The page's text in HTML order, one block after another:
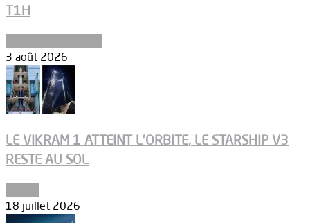
T1H
3 août 2026
LE VIKRAM 1 ATTEINT L’ORBITE, LE STARSHIP V3
RESTE AU SOL
18 juillet 2026